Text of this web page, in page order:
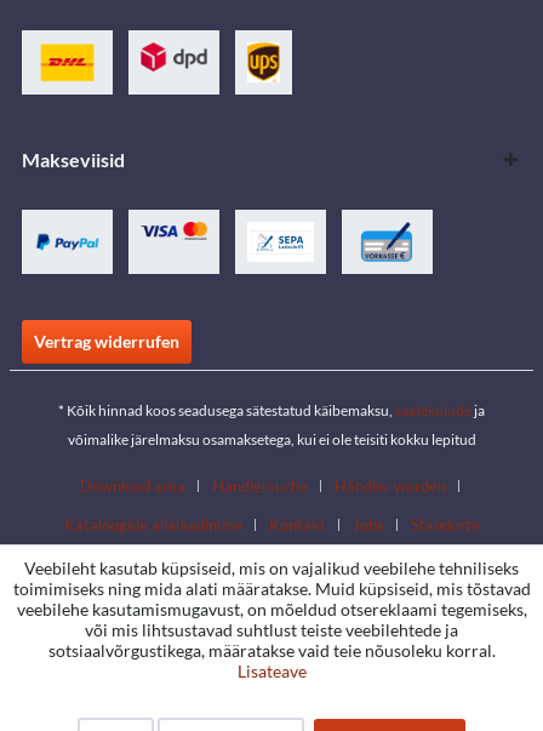
Makseviisid
Vertrag widerrufen
* Kõik hinnad koos seadusega sätestatud käibemaksu, saatekulude ja
võimalike järelmaksu osamaksetega, kui ei ole teisiti kokku lepitud
Download area Händlersuche
Händler werden
Kataloogide allalaadimine
Kontakt Jobs Standorte
Veebileht kasutab küpsiseid, mis on vajalikud veebilehe tehniliseks
toimimiseks ning mida alati määratakse. Muid küpsiseid, mis tõstavad
veebilehe kasutamismugavust, on mõeldud otsereklaami tegemiseks,
või mis lihtsustavad suhtlust teiste veebilehtede ja
sotsiaalvõrgustikega, määratakse vaid teie nõusoleku korral.
Lisateave